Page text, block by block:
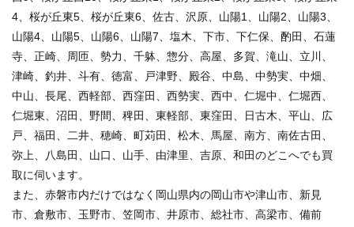
4、桜が丘東5、桜が丘東6、佐古、沢原、山陽1、山陽2、山陽3、
山陽4、山陽5、山陽6、山陽7、塩木、下市、下仁保、酌田、石蓮
寺、正崎、周匝、勢力、千躰、惣分、高屋、多賀、滝山、立川、
津崎、釣井、斗有、徳富、戸津野、殿谷、中島、中勢実、中畑、
中山、長尾、西軽部、西窪田、西勢実、西中、仁堀中、仁堀西、
仁堀東、沼田、野間、稗田、東軽部、東窪田、日古木、平山、広
戸、福田、二井、穂崎、町苅田、松木、馬屋、南方、南佐古田、
弥上、八島田、山口、山手、由津里、吉原、和田のどこへでも買
取に伺います。
また、赤磐市内だけではなく岡山県内の岡山市や津山市、新見
市、倉敷市、玉野市、笠岡市、井原市、総社市、高梁市、備前